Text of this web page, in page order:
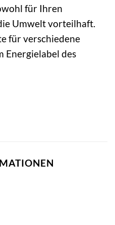
für Ihren
Umwelt vorteilhaft.
für verschiedene
Energielabel des